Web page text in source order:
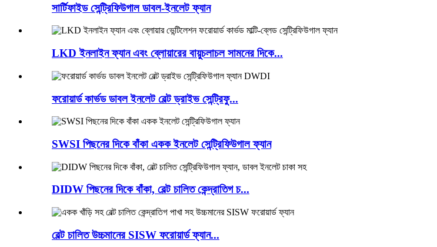
সার্টিফাইড সেন্ট্রিফিউগাল ডাবল-ইনলেট ফ্যান
LKD ইনলাইন ফ্যান এবং ব্লোয়ারের বায়ুচলাচল সামনের দিকে...
ফরোয়ার্ড কার্ভড ডাবল ইনলেট বেল্ট ড্রাইভ সেন্ট্রিফু...
SWSI পিছনের দিকে বাঁকা একক ইনলেট সেন্ট্রিফিউগাল ফ্যান
DIDW পিছনের দিকে বাঁকা, বেল্ট চালিত কেন্দ্রাতিগ চ...
বেল্ট চালিত উচ্চমানের SISW ফরোয়ার্ড ফ্যান...